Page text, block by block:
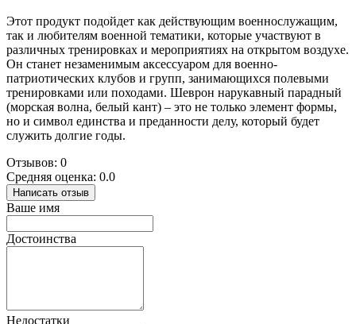
Этот продукт подойдет как действующим военнослужащим,
так и любителям военной тематики, которые участвуют в
различных тренировках и мероприятиях на открытом воздухе.
Он станет незаменимым аксессуаром для военно-
патриотических клубов и групп, занимающихся полевыми
тренировками или походами. Шеврон нарукавный парадный
(морская волна, белый кант) – это не только элемент формы,
но и символ единства и преданности делу, который будет
служить долгие годы.
Отзывов: 0
Средняя оценка: 0.0
Написать отзыв
Ваше имя
Достоинства
Недостатки